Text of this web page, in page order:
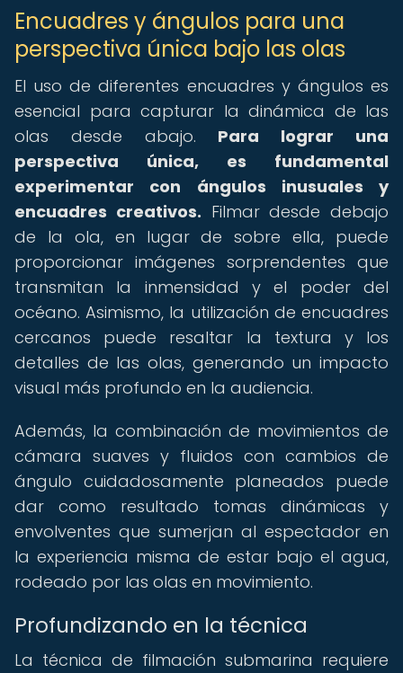
Encuadres y ángulos para una
perspectiva única bajo las olas
El uso de diferentes encuadres y ángulos es
esencial para capturar la dinámica de las
olas desde abajo. Para lograr una
perspectiva única, es fundamental
experimentar con ángulos inusuales y
encuadres creativos. Filmar desde debajo
de la ola, en lugar de sobre ella, puede
proporcionar imágenes sorprendentes que
transmitan la inmensidad y el poder del
océano. Asimismo, la utilización de encuadres
cercanos puede resaltar la textura y los
detalles de las olas, generando un impacto
visual más profundo en la audiencia.
Además, la combinación de movimientos de
cámara suaves y fluidos con cambios de
ángulo cuidadosamente planeados puede
dar como resultado tomas dinámicas y
envolventes que sumerjan al espectador en
la experiencia misma de estar bajo el agua,
rodeado por las olas en movimiento.
Profundizando en la técnica
La técnica de filmación submarina requiere